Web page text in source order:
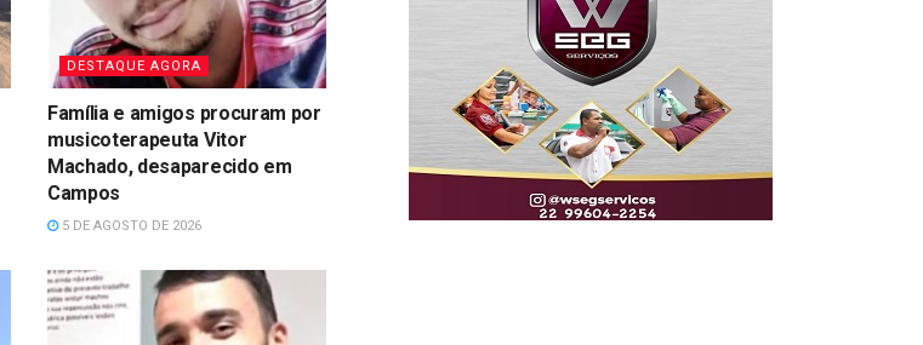
DESTAQUE AGORA
Família e amigos procuram por
musicoterapeuta Vitor
Machado, desaparecido em
Campos
5 DE AGOSTO DE 2026